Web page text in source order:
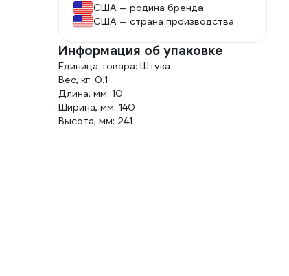
США — родина бренда
США — страна производства
Информация об упаковке
Единица товара: Штука
Вес, кг: 0.1
Длина, мм: 10
Ширина, мм: 140
Высота, мм: 241